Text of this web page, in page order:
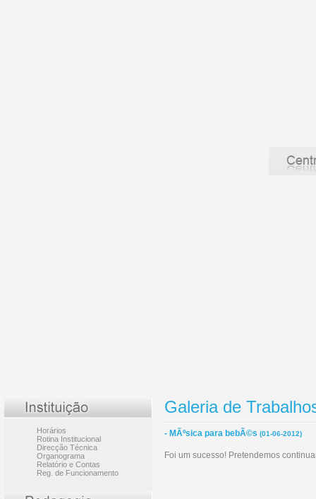
Horários
Rotina Institucional
Direcção Técnica
Organograma
Relatório e Contas
Reg. de Funcionamento
Galeria de
- MÃºsica para bebÃ©s (01-06-2012)
Foi um sucesso! Pretendemos